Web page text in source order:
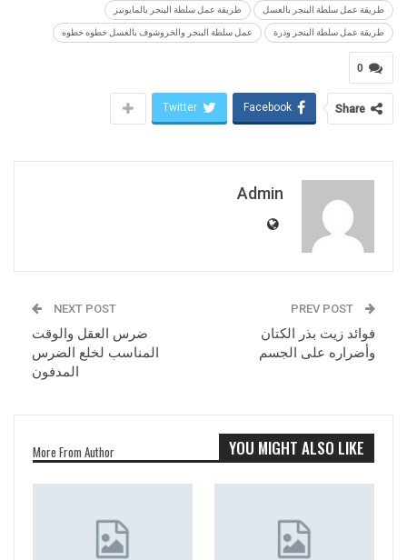
طريقة عمل سلطة البنجر بالعسل طريقة عمل سلطة البنجر بالمايونيز
طريقة عمل سلطة البنجر وذرة عمل سلطة البنجر والخروشوف بالعسل خطوه خطوه
0
Share
Facebook
Twitter
Admin
فوائد زيت بذر الكتان
وأضراره على الجسم
NEXT POST
ضرس العقل والوقت
المناسب لخلع الضرس
المدفون
YOU MIGHT ALSO LIKE
More From Author